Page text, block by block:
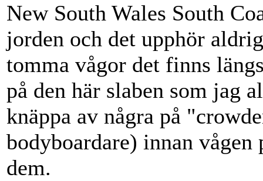
New South Wales South
jorden och det upphör
tomma vågor det finns
på den här slaben som jag
knäppa av några på
bodyboardare) innan
dem.